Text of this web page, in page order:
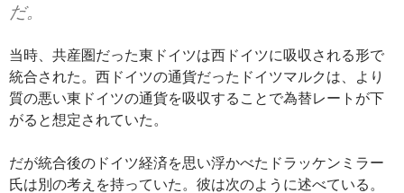
だ。
当時、共産圏だった東ドイツは西ドイツに吸収される形で
統合された。西ドイツの通貨だったドイツマルクは、より
質の悪い東ドイツの通貨を吸収することで為替レートが下
がると想定されていた。
だが統合後のドイツ経済を思い浮かべたドラッケンミラー
氏は別の考えを持っていた。彼は次のように述べている。